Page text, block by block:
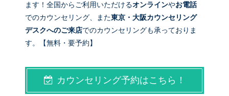
ます！全国からご利用いただけるオンラインやお電話
でのカウンセリング、また東京・大阪カウンセリング
デスクへのご来店でのカウンセリングも承っておりま
す。【無料・要予約】
カウンセリング予約はこちら！